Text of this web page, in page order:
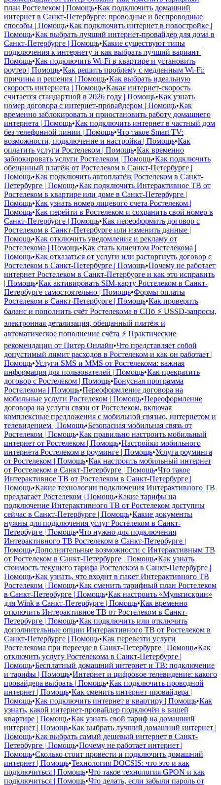
план Ростелеком | Помощь•Как подключить домашний
интернет в Санкт-Петербурге: проводные и беспроводные
способы | Помощь•Как подключить интернет в новостройке |
Помощь•Как выбрать лучший интернет-провайдер для дома в
Санкт-Петербурге | Помощь•Какие существуют типы
подключения к интернету и как выбрать лучший вариант |
Помощь•Как подключить Wi-Fi в квартире и установить
роутер | Помощь•Как решить проблему с медленным Wi-Fi:
причины и решения | Помощь•Как выбрать идеальную
скорость интернета | Помощь•Какая интернет-скорость
считается стандартной в 2026 году | Помощь•Как узнать
номер договора с интернет-провайдером | Помощь•Как
временно заблокировать и приостановить работу домашнего
интернета | Помощь•Как подключить интернет в частный дом
без телефонной линии | Помощь•Что такое Smart TV:
возможности, подключение и настройка | Помощь•Как
оплатить услуги Ростелеком | Помощь•Как временно
заблокировать услуги Ростелеком | Помощь•Как подключить
обещанный платёж от Ростелеком в Санкт-Петербурге |
Помощь•Как подключить автоплатёж Ростелеком в Санкт-
Петербурге | Помощь•Как подключить Интерактивное ТВ от
Ростелеком в квартире или доме в Санкт-Петербурге |
Помощь•Как узнать номер лицевого счета Ростелеком |
Помощь•Как перейти в Ростелеком и сохранить свой номер в
Санкт-Петербурге | Помощь•Как переоформить договор с
Ростелеком в Санкт-Петербурге или изменить данные |
Помощь•Как отключить уведомления и рекламу от
Ростелекома | Помощь•Как стать клиентом Ростелекома |
Помощь•Как отказаться от услуги или расторгнуть договор с
Ростелеком в Санкт-Петербурге | Помощь•Почему не работает
интернет Ростелеком в Санкт-Петербурге и как это исправить
| Помощь•Как активировать SIM-карту Ростелеком в Санкт-
Петербурге самостоятельно | Помощь•Формы оплаты
Ростелеком в Санкт-Петербурге | Помощь•Как проверить
баланс и пополнить счёт Ростелекома в СПб ⚡ USSD-запросы,
электронная детализация, обещанный платёж и
автоматическое пополнение счёта ⚡ Практические
рекомендации от Питер Онлайн•Что представляет собой
допустимый лимит расходов в Ростелеком и как он работает |
Помощь•Услуги SMS и MMS от Ростелекома: важная
информация для пользователей | Помощь•Как прекратить
договор с Ростелеком | Помощь•Бонусная программа
Ростелекома | Помощь•Переоформление договора на
мобильные услуги Ростелеком | Помощь•Переоформление
договора на услуги связи от Ростелеком, включая
комплексные предложения с мобильной связью, интернетом и
телевидением | Помощь•Безопасная мобильная связь от
Ростелеком | Помощь•Как правильно настроить мобильный
интернет от Ростелеком | Помощь•Настройки мобильного
интернета Ростелеком в роуминге | Помощь•Услуга роуминга
от Ростелеком | Помощь•Как настроить мобильный интернет
от Ростелеком в Санкт-Петербурге | Помощь•Что такое
Интерактивное ТВ от Ростелеком в Санкт-Петербурге |
Помощь•Какие технологии подключения Интерактивного ТВ
предлагает Ростелеком | Помощь•Какие тарифы на
подключение Интерактивного ТВ от Ростелеком доступны
сейчас в Санкт-Петербурге | Помощь•Какие документы
нужны для подключения услуг Ростелеком в Санкт-
Петербурге | Помощь•Что нужно для подключения
Интерактивного ТВ Ростелеком в Санкт-Петербурге |
Помощь•Дополнительные возможности с Интерактивным ТВ
от Ростелеком в Санкт-Петербурге | Помощь•Как узнать
стоимость текущего тарифа Ростелеком в Санкт-Петербурге |
Помощь•Как узнать, что входит в пакет Интерактивного ТВ
Ростелеком | Помощь•Как сменить тарифный план Ростелеком
в Санкт-Петербурге | Помощь•Как настроить «Мультискрин»
для Wink в Санкт-Петербурге | Помощь•Как временно
отключить Интерактивное ТВ от Ростелеком в Санкт-
Петербурге | Помощь•Как подключить или отключить
дополнительные опции Интерактивного ТВ от Ростелеком в
Санкт-Петербурге | Помощь•Как перевезти услуги
Ростелекома при переезде в Санкт-Петербурге | Помощь•Как
отключить услугу Ростелекома в Санкт-Петербурге |
Помощь•Бесплатный домашний интернет и ТВ: подключение
и тарифы | Помощь•Интернет и цифровое телевидение: какого
провайдера выбрать | Помощь•Как подключить проводной
интернет | Помощь•Как сменить интернет-провайдера |
Помощь•Как подключить интернет в квартиру | Помощь•Как
узнать, какой интернет-провайдер подключён в вашей
квартире | Помощь•Как узнать свой тариф на домашний
интернет | Помощь•Как выбрать лучший домашний интернет |
Помощь•Как выбрать самый дешевый интернет в Санкт-
Петербурге | Помощь•Почему не работает интернет |
Помощь•Сколько стоит провести и подключить домашний
интернет | Помощь•Технология DOCSIS: что это и как
подключиться | Помощь•Что такое технология GPON и как
подключиться | Помощь•Что делать, если забыли пароль от